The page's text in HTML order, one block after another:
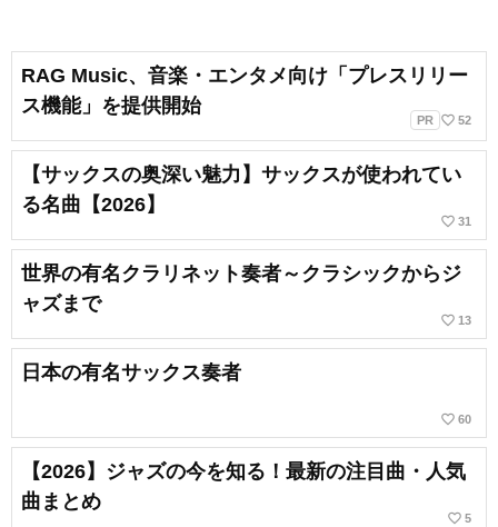
RAG Music、音楽・エンタメ向け「プレスリリー
ス機能」を提供開始
PR favorite_border 52
【サックスの奥深い魅力】サックスが使われてい
る名曲【2026】
favorite_border 31
世界の有名クラリネット奏者～クラシックからジ
ャズまで
favorite_border 13
日本の有名サックス奏者
favorite_border 60
【2026】ジャズの今を知る！最新の注目曲・人気
曲まとめ
favorite_border 5